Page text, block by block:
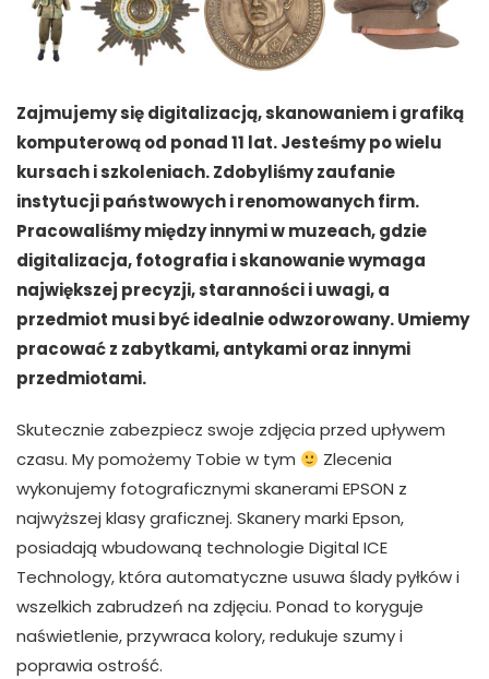
Zajmujemy się digitalizacją, skanowaniem i grafiką
komputerową od ponad 11 lat. Jesteśmy po wielu
kursach i szkoleniach. Zdobyliśmy zaufanie
instytucji państwowych i renomowanych firm.
Pracowaliśmy między innymi w muzeach, gdzie
digitalizacja, fotografia i skanowanie wymaga
największej precyzji, staranności i uwagi, a
przedmiot musi być idealnie odwzorowany. Umiemy
pracować z zabytkami, antykami oraz innymi
przedmiotami.
Skutecznie zabezpiecz swoje zdjęcia przed upływem
czasu. My pomożemy Tobie w tym
Zlecenia
wykonujemy fotograficznymi skanerami EPSON z
najwyższej klasy graficznej. Skanery marki Epson,
posiadają wbudowaną technologie Digital ICE
Technology, która automatyczne usuwa ślady pyłków i
wszelkich zabrudzeń na zdjęciu. Ponad to koryguje
naświetlenie, przywraca kolory, redukuje szumy i
poprawia ostrość.